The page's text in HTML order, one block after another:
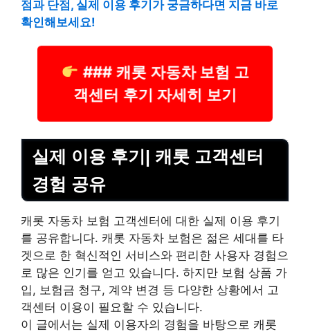
점과 단점, 실제 이용 후기가 궁금하다면 지금 바로
확인해보세요!
### 캐롯 자동차 보험 고
객센터 후기 자세히 보기
실제 이용 후기| 캐롯 고객센터
경험 공유
캐롯 자동차 보험 고객센터에 대한 실제 이용 후기
를 공유합니다. 캐롯 자동차 보험은 젊은 세대를 타
겟으로 한 혁신적인 서비스와 편리한 사용자 경험으
로 많은 인기를 얻고 있습니다. 하지만 보험 상품 가
입, 보험금 청구, 계약 변경 등 다양한 상황에서 고
객센터 이용이 필요할 수 있습니다.
이 글에서는 실제 이용자의 경험을 바탕으로 캐롯